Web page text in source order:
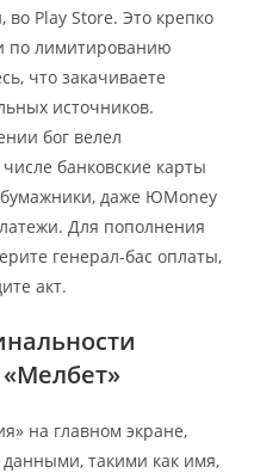
Play Store. Это крепко
по лимитированию
что закачиваете
источников.
бог велел
банковские карты
даже ЮMoney
Для пополнения
генерал-бас оплаты,
акт.
на главном экране,
такими как имя,